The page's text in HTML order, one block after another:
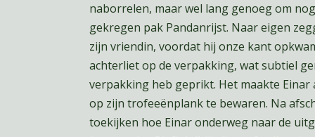
naborrelen, maar wel lang genoeg om
gekregen pak Pandanrijst. Naar eigen
zijn vriendin, voordat hij onze kant
achterliet op de verpakking, wat subtiel
verpakking heb geprikt. Het maakte
op zijn trofeeënplank te bewaren. Na
toekijken hoe Einar onderweg naar de